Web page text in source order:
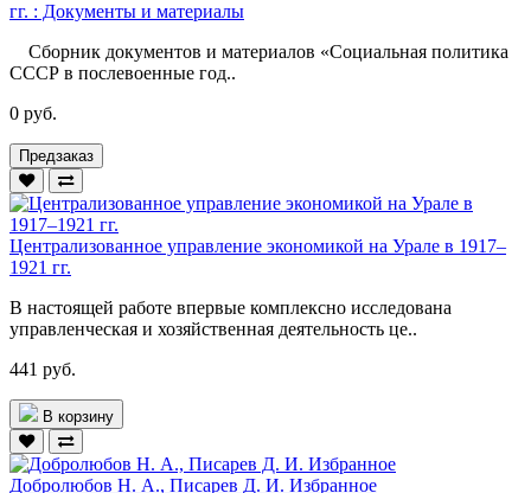
гг. : Документы и материалы
Сборник документов и материалов «Социальная политика
СССР в послевоенные год..
0 руб.
Предзаказ
Централизованное управление экономикой на Урале в 1917–
1921 гг.
В настоящей работе впервые комплексно исследована
управленческая и хозяйственная деятельность це..
441 руб.
В корзину
Добролюбов Н. А., Писарев Д. И. Избранное